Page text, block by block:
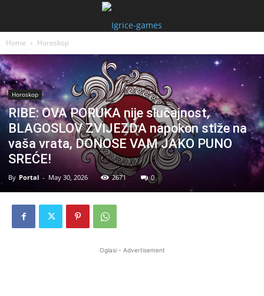
Home Horoskop
Horoskop
RIBE: OVA PORUKA nije slučajnost,
BLAGOSLOV ZVIJEZDA napokon stiže na
vaša vrata, DONOSE VAM JAKO PUNO
SREĆE!
By Portal - May 30, 2026 2671 0
Oglasi - Advertisement